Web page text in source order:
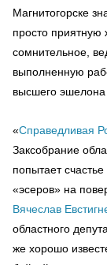
Магнитогорске
просто
сомнительное,
выполненную
высшего эшелона
«Справедливая
Заксобрание
попытает
«эсеров» на
Вячеслав
областного
же хорошо